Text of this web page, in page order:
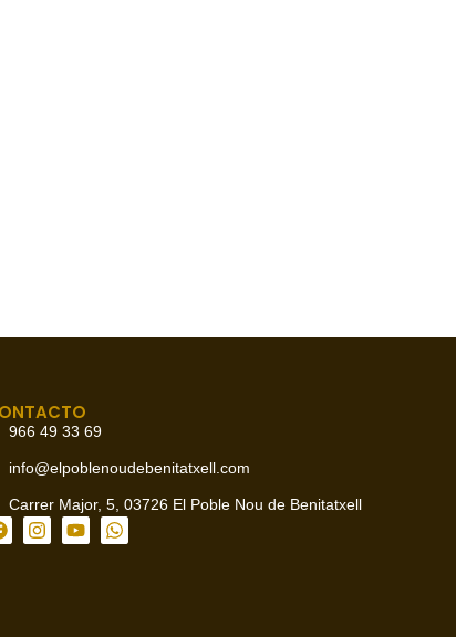
966 49 33 69
info@elpoblenoudebenitatxell.com
Carrer Major, 5, 03726 El Poble Nou de Benitatxell